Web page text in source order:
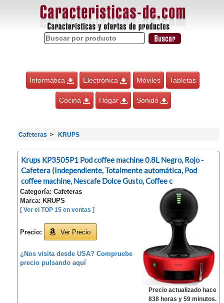
Informática Electrónica Móviles Tabletas
Cocina Hogar Sonido
Cafeteras KRUPS
Krups KP3505P1 Pod coffee machine 0.8L Negro, Rojo -
Cafetera (Independiente, Totalmente automática, Pod
coffee machine, Nescafe Dolce Gusto, Coffee c
Categoría: Cafeteras
Marca: KRUPS
[ Ver el TOP 15 en ventas ]
Precio: Ver Precio
¿Nos visita desde USA? Compruebe
precio pulsando aquí
Precio actualizado hace
838 horas y 59 minutos.